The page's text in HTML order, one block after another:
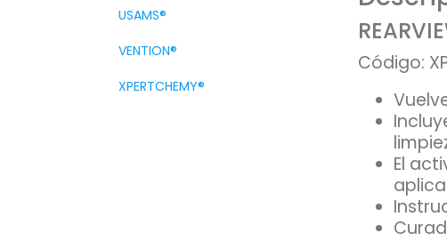
USAMS®
VENTION®
XPERTCHEMY®
Código:
El